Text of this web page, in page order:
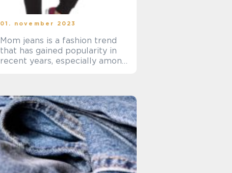
01. november 2023
Mom jeans is a fashion trend
that has gained popularity in
recent years, especially among